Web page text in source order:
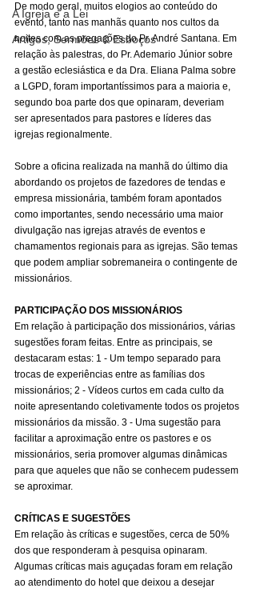
A Igreja e a Lei
Artigos, Sermões & Esboços
De modo geral, muitos elogios ao conteúdo do
evento, tanto nas manhãs quanto nos cultos da
noites com as pregações do Pr. André Santana. Em
relação às palestras, do Pr. Ademario Júnior sobre
a gestão eclesiástica e da Dra. Eliana Palma sobre
a LGPD, foram importantíssimos para a maioria e,
segundo boa parte dos que opinaram, deveriam
ser apresentados para pastores e líderes das
igrejas regionalmente.
Sobre a oficina realizada na manhã do último dia
abordando os projetos de fazedores de tendas e
empresa missionária, também foram apontados
como importantes, sendo necessário uma maior
divulgação nas igrejas através de eventos e
chamamentos regionais para as igrejas. São temas
que podem ampliar sobremaneira o contingente de
missionários.
PARTICIPAÇÃO DOS MISSIONÁRIOS
Em relação à participação dos missionários, várias
sugestões foram feitas. Entre as principais, se
destacaram estas: 1 - Um tempo separado para
trocas de experiências entre as famílias dos
missionários; 2 - Vídeos curtos em cada culto da
noite apresentando coletivamente todos os projetos
missionários da missão. 3 - Uma sugestão para
facilitar a aproximação entre os pastores e os
missionários, seria promover algumas dinâmicas
para que aqueles que não se conhecem pudessem
se aproximar.
CRÍTICAS E SUGESTÕES
Em relação às críticas e sugestões, cerca de 50%
dos que responderam à pesquisa opinaram.
Algumas críticas mais aguçadas foram em relação
ao atendimento do hotel que deixou a desejar